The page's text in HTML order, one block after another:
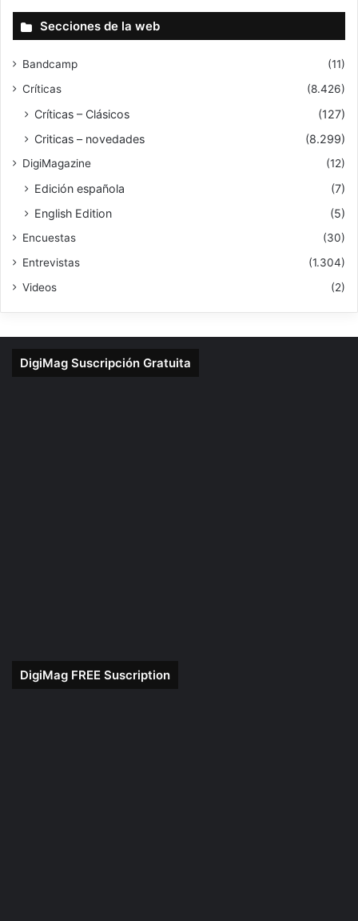
Secciones de la web
Bandcamp
(11)
Críticas
(8.426)
Críticas – Clásicos
(127)
Criticas – novedades
(8.299)
DigiMagazine (12)
Edición española
(7)
English Edition
(5)
Encuestas
(30)
Entrevistas
(1.304)
Videos
(2)
DigiMag Suscripción Gratuita
DigiMag FREE Suscription